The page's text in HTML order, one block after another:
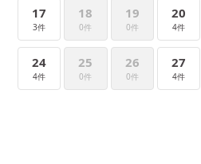
17
3件
18
0件
19
0件
20
4件
24
4件
25
0件
26
0件
27
4件